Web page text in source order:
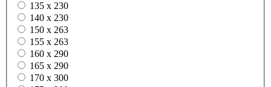
135 x 230
140 x 230
150 x 263
155 x 263
160 x 290
165 x 290
170 x 300